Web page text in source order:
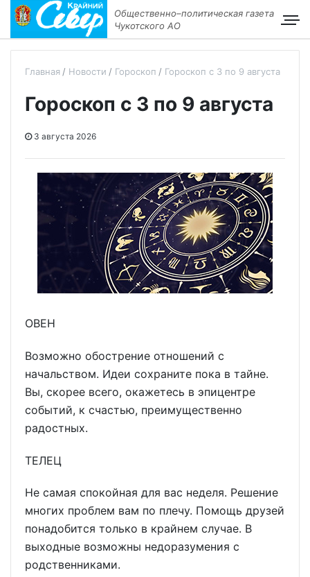
Общественно–политическая газета
Чукотского АО
Главная Новости Гороскоп Гороскоп с 3 по 9 августа
Гороскоп с 3 по 9 августа
3 августа 2026
ОВЕН
Возможно обострение отношений с
начальством. Идеи сохраните пока в тайне.
Вы, скорее всего, окажетесь в эпицентре
событий, к счастью, преимущественно
радостных.
ТЕЛЕЦ
Не самая спокойная для вас неделя. Решение
многих проблем вам по плечу. Помощь друзей
понадобится только в крайнем случае. В
выходные возможны недоразумения с
родственниками.